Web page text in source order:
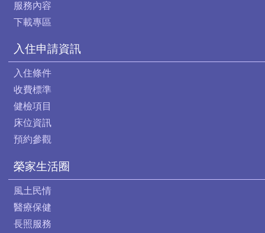
服務內容
下載專區
入住申請資訊
入住條件
收費標準
健檢項目
床位資訊
預約參觀
榮家生活圈
風土民情
醫療保健
長照服務